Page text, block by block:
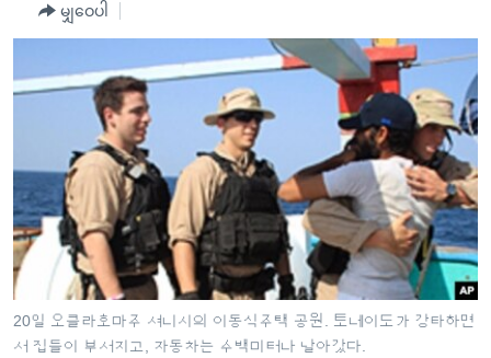
အကြောင်းအရာ
ကျော်
ပင်မ
အ
ညွန်း
စာမျက်နှာ
သို့
ကျော်
အစ္စရေး-ပါလက်စတိုင်း
ရပ်ဝန်းတခု လမ်းတခု အလွန်
အင်္ဂလိပ်စာလေ့လာမယ်
အမေရိကန်သုံးအီဒီယံ
မကြေးမုံရဲ့ အင်္ဂလိပ်စာ
ရုပ်ရှင်ထဲက အင်္ဂလိပ်စာ
သုတပဒေသာ အင်္ဂလိပ်စာ
အပတ်စဉ်ကဏ္ဍများ
ရေဒီယို
ရေဒီယိုနှင့်ရုပ်သံ အချက်အလက်များ
ရေဒီယို/တီဗွီအစီအစဉ်
Learning English
ဗွီအိုအေ လူမှုကွန်ယက်များ
မျှဝေပါ
20일 오클라호마주 셔니시의 이동식주택 공원. 토네이도가 강타하면
서 집들이 부서지고, 자동차는 수백미터나 날아갔다.